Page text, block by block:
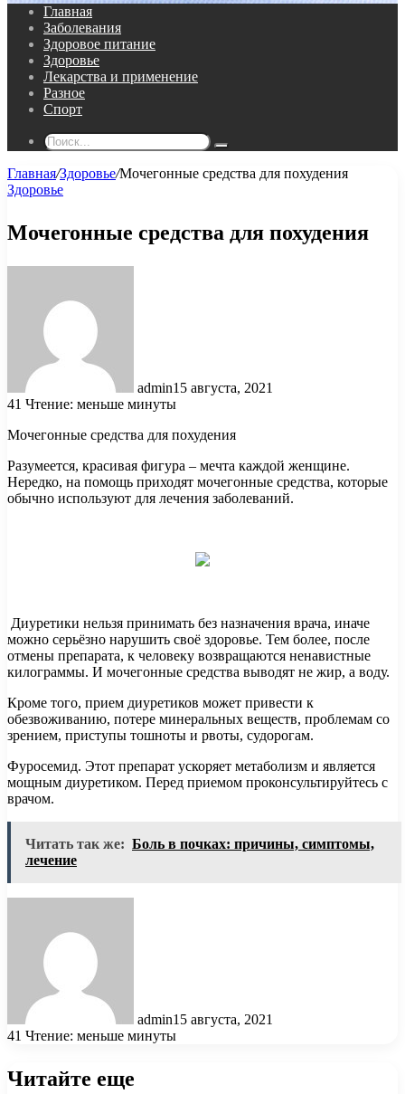
Главная
Заболевания
Здоровое питание
Здоровье
Лекарства и применение
Разное
Спорт
Поиск...
Главная/Здоровье/Мочегонные средства для похудения
Здоровье
Мочегонные средства для похудения
admin15 августа, 2021
41 Чтение: меньше минуты
Мочегонные средства для похудения
Разумеется, красивая фигура – мечта каждой женщине.
Нередко, на помощь приходят мочегонные средства, которые
обычно используют для лечения заболеваний.
Диуретики нельзя принимать без назначения врача, иначе
можно серьёзно нарушить своё здоровье. Тем более, после
отмены препарата, к человеку возвращаются ненавистные
килограммы. И мочегонные средства выводят не жир, а воду.
Кроме того, прием диуретиков может привести к
обезвоживанию, потере минеральных веществ, проблемам со
зрением, приступы тошноты и рвоты, судорогам.
Фуросемид. Этот препарат ускоряет метаболизм и является
мощным диуретиком. Перед приемом проконсультируйтесь с
врачом.
Читать так же: Боль в почках: причины, симптомы,
лечение
admin15 августа, 2021
41 Чтение: меньше минуты
Читайте еще